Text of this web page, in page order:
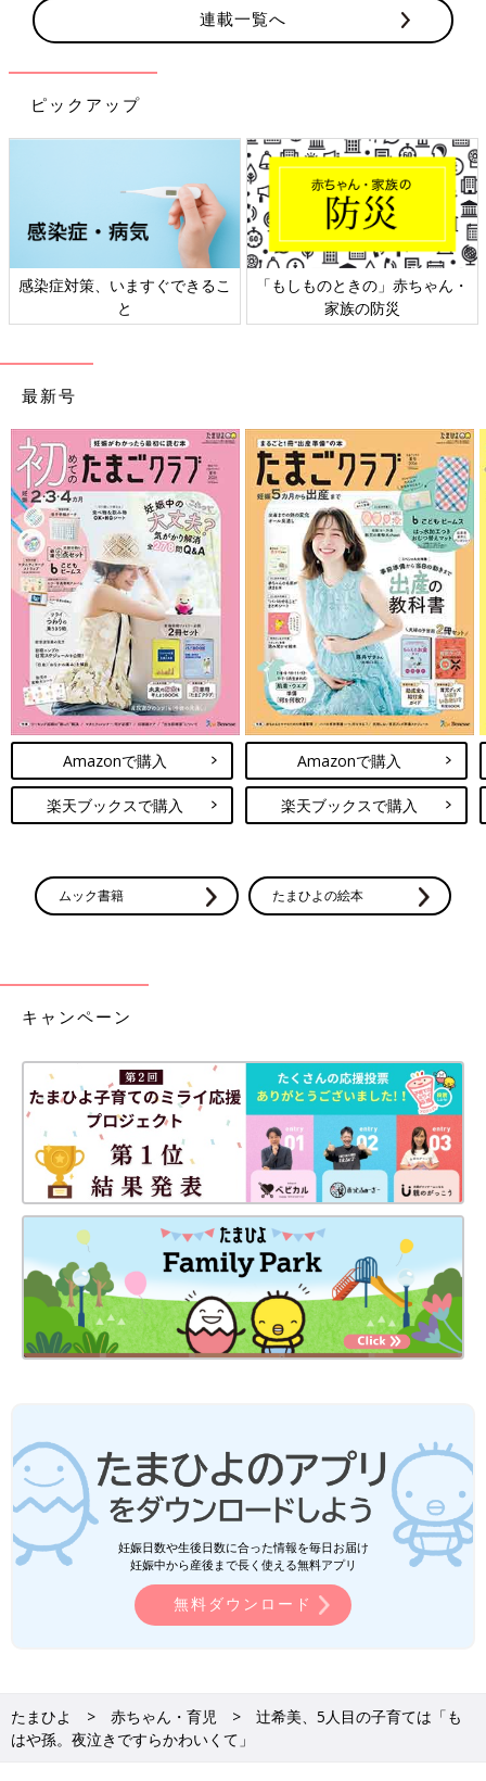
連載一覧へ
ピックアップ
感染症対策、いますぐできるこ
と
「もしものときの」赤ちゃん・
家族の防災
最新号
Amazonで購入
楽天ブックスで購入
Amazonで購入
楽天ブックスで購入
ムック書籍 たまひよの絵本
キャンペーン
妊娠日数や生後日数に合った情報を毎日お届け
妊娠中から産後まで長く使える無料アプリ
無料ダウンロード
たまひよ 赤ちゃん・育児
辻希美、5人目の子育ては「も
はや孫。夜泣きですらかわいくて」